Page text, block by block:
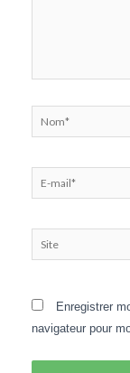
Nom*
mail*
Site
Enregistrer
navigateur pour